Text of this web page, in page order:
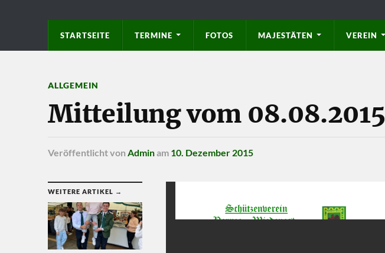
STARTSEITE TERMINE FOTOS MAJESTÄTEN VEREIN
ALLGEMEIN
Mitteilung vom 08.08.2015
Veröffentlichtvon Adminam 10. Dezember 2015
WEITERE ARTIKEL →